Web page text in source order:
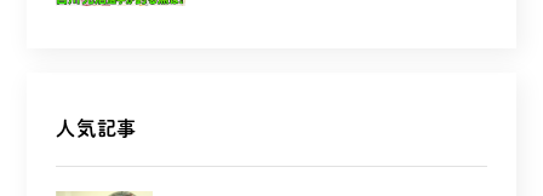
人気記事